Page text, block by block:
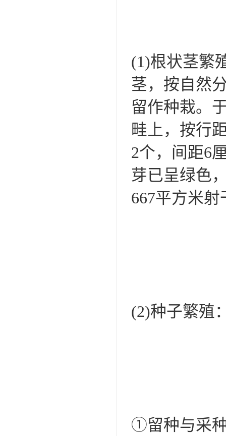
(1)根状茎繁
茎，按自然
留作种栽。
畦上，按行
2个，间距6
芽已呈绿色
667平方米射
(2)种子繁殖
①留种与采